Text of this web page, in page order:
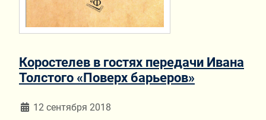
Коростелев в гостях передачи Ивана
Толстого «Поверх барьеров»
Информация о материале
12 сентября 2018